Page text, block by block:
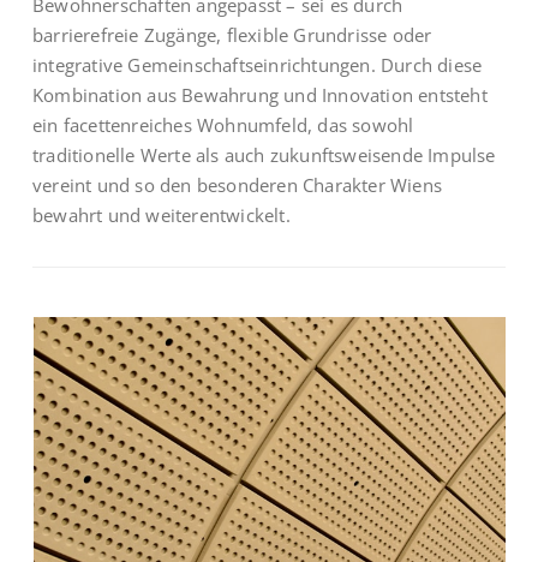
barrierefreie Zugänge, flexible Grundrisse oder
integrative Gemeinschaftseinrichtungen. Durch diese
Kombination aus Bewahrung und Innovation entsteht
ein facettenreiches Wohnumfeld, das sowohl
traditionelle Werte als auch zukunftsweisende Impulse
vereint und so den besonderen Charakter Wiens
bewahrt und weiterentwickelt.